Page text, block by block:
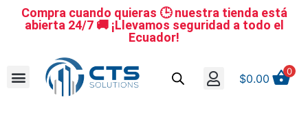
Compra cuando quieras 🕒 nuestra tienda está
abierta 24/7 🚚 ¡Llevamos seguridad a todo el
Ecuador!
$0.00
0